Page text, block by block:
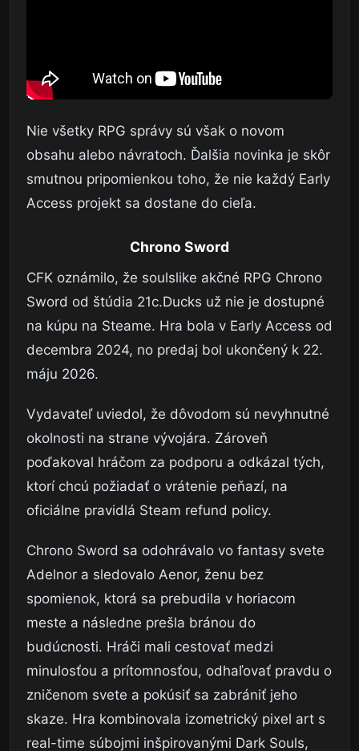
Nie všetky RPG správy sú však o novom
obsahu alebo návratoch. Ďalšia novinka je skôr
smutnou pripomienkou toho, že nie každý Early
Access projekt sa dostane do cieľa.
Chrono Sword
CFK oznámilo, že soulslike akčné RPG Chrono
Sword od štúdia 21c.Ducks už nie je dostupné
na kúpu na Steame. Hra bola v Early Access od
decembra 2024, no predaj bol ukončený k 22.
máju 2026.
Vydavateľ uviedol, že dôvodom sú nevyhnutné
okolnosti na strane vývojára. Zároveň
poďakoval hráčom za podporu a odkázal tých,
ktorí chcú požiadať o vrátenie peňazí, na
oficiálne pravidlá Steam refund policy.
Chrono Sword sa odohrávalo vo fantasy svete
Adelnor a sledovalo Aenor, ženu bez
spomienok, ktorá sa prebudila v horiacom
meste a následne prešla bránou do
budúcnosti. Hráči mali cestovať medzi
minulosťou a prítomnosťou, odhaľovať pravdu o
zničenom svete a pokúsiť sa zabrániť jeho
skaze. Hra kombinovala izometrický pixel art s
real-time súbojmi inšpirovanými Dark Souls,